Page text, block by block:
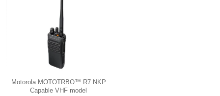
Motorola MOTOTRBO™ R7 NKP
Capable VHF model